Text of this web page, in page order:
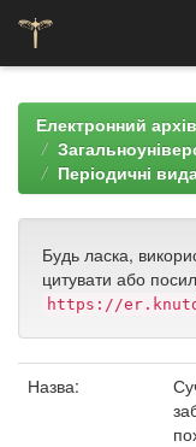
navigationЕлектронний
Періодичні
Будь ласка,
цитувати або
https://
Назва: